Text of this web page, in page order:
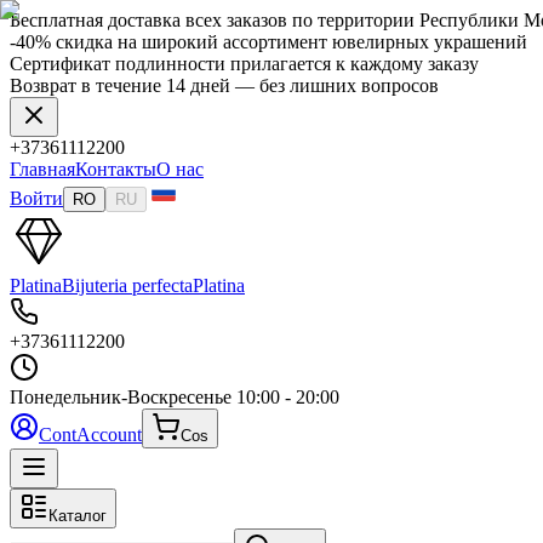
Бесплатная доставка всех заказов по территории Республики
-40% скидка на широкий ассортимент ювелирных украшений
Сертификат подлинности прилагается к каждому заказу
Возврат в течение 14 дней — без лишних вопросов
+37361112200
ГлавнаяКонтактыО нас
Войти
RO RU
PlatinaBijuteria perfectaPlatina
+37361112200
Понедельник-Воскресенье 10:00 - 20:00
ContAccount Cos
Каталог